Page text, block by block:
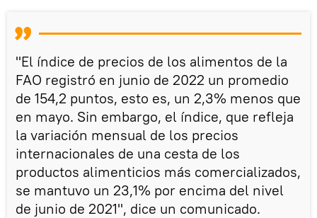
"El índice de precios de los alimentos de la
FAO registró en junio de 2022 un promedio
de 154,2 puntos, esto es, un 2,3% menos que
en mayo. Sin embargo, el índice, que refleja
la variación mensual de los precios
internacionales de una cesta de los
productos alimenticios más comercializados,
se mantuvo un 23,1% por encima del nivel
de junio de 2021", dice un comunicado.